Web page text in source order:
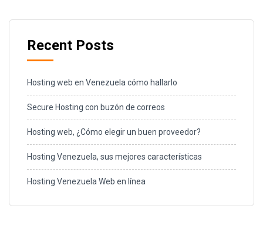
Recent Posts
Hosting web en Venezuela cómo hallarlo
Secure Hosting con buzón de correos
Hosting web, ¿Cómo elegir un buen proveedor?
Hosting Venezuela, sus mejores características
Hosting Venezuela Web en línea